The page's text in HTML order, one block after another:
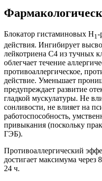
Блокатор гистаминовых Н1-
действия. Ингибирует
лейкотриена С4 из тучных
облегчает течение
противоаллергическое,
действие. Уменьшает
предупреждает развитие
гладкой мускулатуры. Не
сонливости, не влияет на
работоспособность,
привыкания (поскольку
ГЭБ).
Противоаллергический
достигает максимума через
24 ч.